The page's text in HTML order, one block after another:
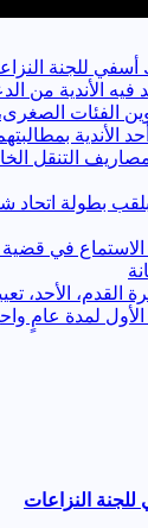
أسفي للجنة
فيه الأندية من
الفئات
التنقل
بطولة اتحاد
الاستماع في
القدم، الأحد،
لمدة عامٍ
للجنة النزاعات